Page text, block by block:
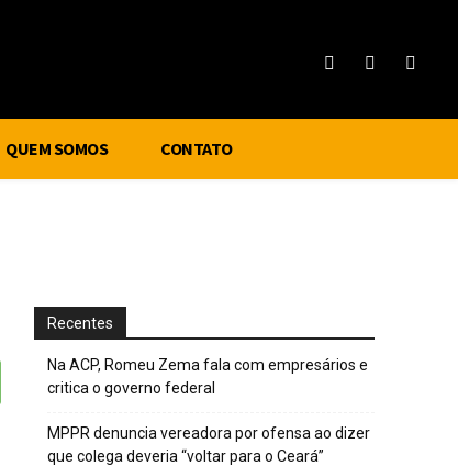
QUEM SOMOS CONTATO
Recentes
Na ACP, Romeu Zema fala com empresários e
critica o governo federal
MPPR denuncia vereadora por ofensa ao dizer
que colega deveria “voltar para o Ceará”